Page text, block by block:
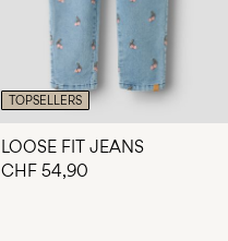
TOPSELLERS
LOOSE FIT JEANS
CHF 54,90